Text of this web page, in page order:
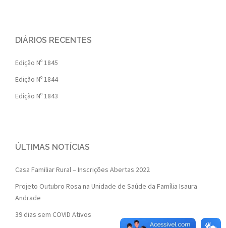
DIÁRIOS RECENTES
Edição Nº 1845
Edição Nº 1844
Edição Nº 1843
ÚLTIMAS NOTÍCIAS
Casa Familiar Rural – Inscrições Abertas 2022
Projeto Outubro Rosa na Unidade de Saúde da Família Isaura
Andrade
39 dias sem COVID Ativos